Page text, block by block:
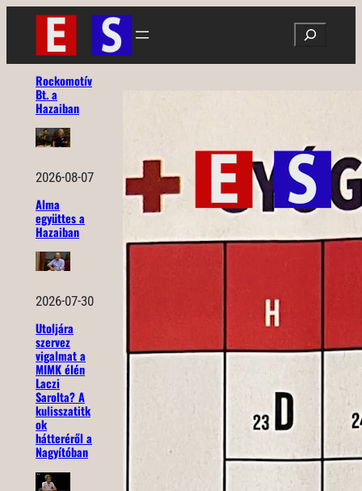
Ugrás
tartalomhoz
Search
Rockomotív
Bt. a
Hazaiban
2026-08-07
Alma
együttes a
Hazaiban
2026-07-30
Utoljára
szervez
vigalmat a
MIMK élén
Laczi
Sarolta? A
kulisszatitk
ok
hátteréről a
Nagyítóban